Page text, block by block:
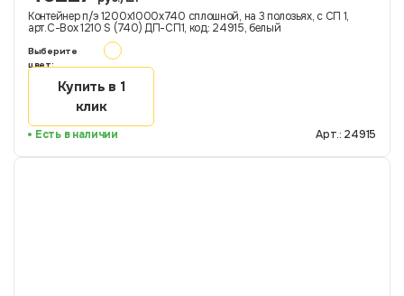
Контейнер п/э 1200х1000х740 сплошной, на 3 полозьях, с СП 1,
арт.C-Box 1210 S (740) ДП-СП1, код: 24915, белый
Выберите
цвет:
Купить в 1
клик
Есть в наличии Арт.: 24915